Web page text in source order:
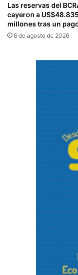
Las reservas del
cayeron a US$48.835
millones tras un
6 de agosto de 2026